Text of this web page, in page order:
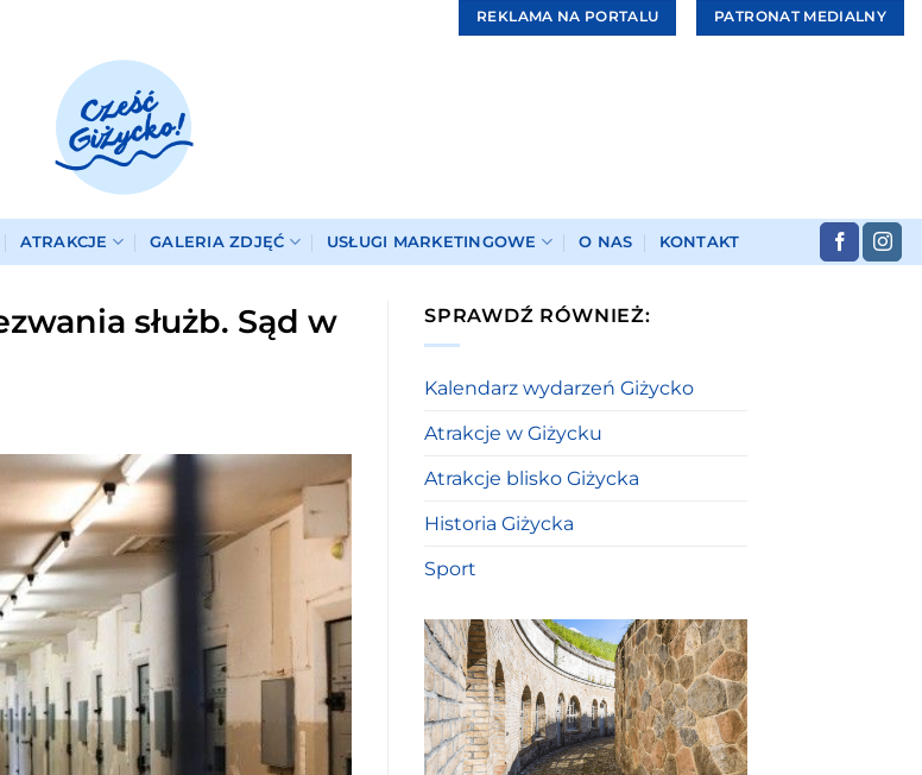
REKLAMA NA PORTALU PATRONAT MEDIALNY
ATRAKCJE GALERIA ZDJĘĆ USŁUGI MARKETINGOWE O NAS KONTAKT
służb. Sąd w
SPRAWDŹ RÓWNIEŻ:
Kalendarz wydarzeń Giżycko
Atrakcje w Giżycku
Atrakcje blisko Giżycka
Historia Giżycka
Sport